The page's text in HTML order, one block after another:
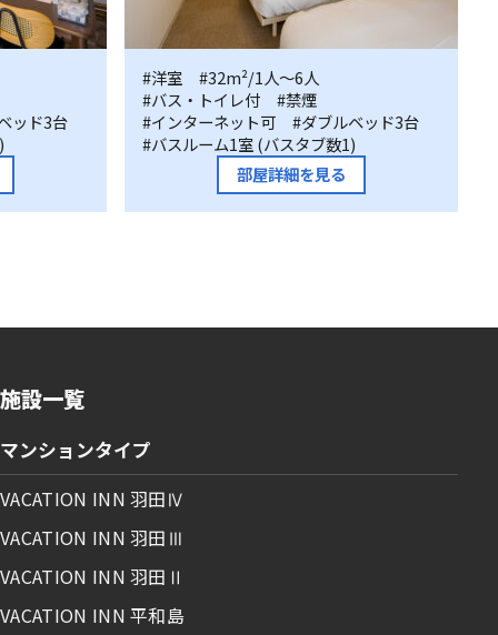
ッド3台
202
号
室
#洋室
#32m²/1人〜6人
#バス・トイレ付
#禁煙
#インターネット可
#ダブルベッド3台
#バスルーム1室 (バスタブ数1)
部屋詳細を見る
施設一覧
マンションタイプ
VACATION INN 羽田Ⅳ
VACATION INN 羽田Ⅲ
VACATION INN 羽田Ⅱ
VACATION INN 平和島